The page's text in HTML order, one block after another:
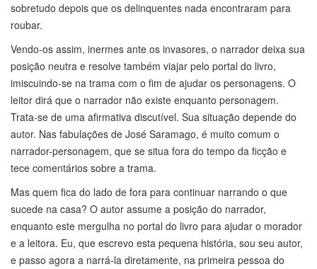
sobretudo depois que os delinquentes nada encontraram para
roubar.
Vendo-os assim, inermes ante os invasores, o narrador deixa sua
posição neutra e resolve também viajar pelo portal do livro,
imiscuindo-se na trama com o fim de ajudar os personagens. O
leitor dirá que o narrador não existe enquanto personagem.
Trata-se de uma afirmativa discutível. Sua situação depende do
autor. Nas fabulações de José Saramago, é muito comum o
narrador-personagem, que se situa fora do tempo da ficção e
tece comentários sobre a trama.
Mas quem fica do lado de fora para continuar narrando o que
sucede na casa? O autor assume a posição do narrador,
enquanto este mergulha no portal do livro para ajudar o morador
e a leitora. Eu, que escrevo esta pequena história, sou seu autor,
e passo agora a narrá-la diretamente, na primeira pessoa do